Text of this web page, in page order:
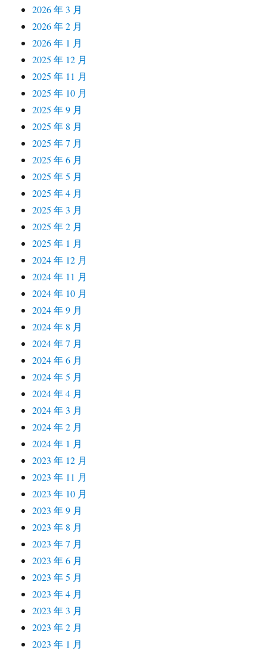
2026 年 3 月
2026 年 2 月
2026 年 1 月
2025 年 12 月
2025 年 11 月
2025 年 10 月
2025 年 9 月
2025 年 8 月
2025 年 7 月
2025 年 6 月
2025 年 5 月
2025 年 4 月
2025 年 3 月
2025 年 2 月
2025 年 1 月
2024 年 12 月
2024 年 11 月
2024 年 10 月
2024 年 9 月
2024 年 8 月
2024 年 7 月
2024 年 6 月
2024 年 5 月
2024 年 4 月
2024 年 3 月
2024 年 2 月
2024 年 1 月
2023 年 12 月
2023 年 11 月
2023 年 10 月
2023 年 9 月
2023 年 8 月
2023 年 7 月
2023 年 6 月
2023 年 5 月
2023 年 4 月
2023 年 3 月
2023 年 2 月
2023 年 1 月